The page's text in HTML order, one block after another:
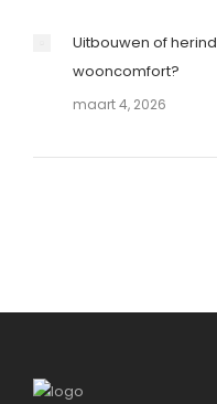
Uitbouwen of
wooncomfort?
maart 4, 2026